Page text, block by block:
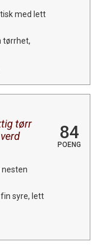
med lett
tørrhet,
tørr
84
POENG
nesten
syre, lett